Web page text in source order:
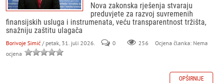
Nova zakonska rješenja stvaraju
preduvjete za razvoj suvremenih
finansijskih usluga i instrumenata, veću transparentnost tržišta,
snažniju zaštitu ulagača
Borivoje Simić / petak, 31. juli 2026. 0 256
Ocjena članka: Nema
ocjena
OPŠIRNIJE